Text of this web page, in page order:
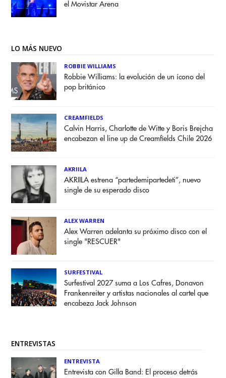
el Movistar Arena
LO MÁS NUEVO
ROBBIE WILLIAMS
Robbie Williams: la evolución de un ícono del
pop británico
CREAMFIELDS
Calvin Harris, Charlotte de Witte y Boris Brejcha
encabezan el line up de Creamfields Chile 2026
AKRIILA
AKRIILA estrena “partedemipartedeti”, nuevo
single de su esperado disco
ALEX WARREN
Alex Warren adelanta su próximo disco con el
single "RESCUER"
SURFESTIVAL
Surfestival 2027 suma a Los Cafres, Donavon
Frankenreiter y artistas nacionales al cartel que
encabeza Jack Johnson
ENTREVISTAS
ENTREVISTA
Entrevista con Gilla Band: El proceso detrás